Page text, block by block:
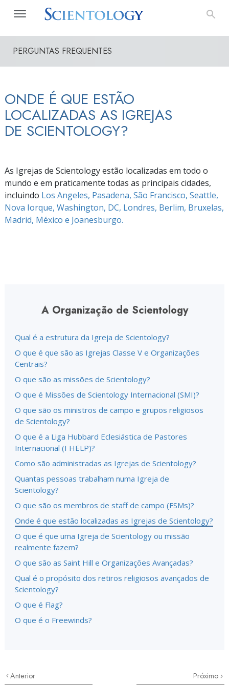
PERGUNTAS FREQUENTES
ONDE É QUE ESTÃO
LOCALIZADAS AS IGREJAS
DE SCIENTOLOGY?
As Igrejas de Scientology estão localizadas em todo o
mundo e em praticamente todas as principais cidades,
incluindo Los Angeles, Pasadena, São Francisco, Seattle,
Nova Iorque, Washington, DC, Londres, Berlim, Bruxelas,
Madrid, México e Joanesburgo.
A Organização de Scientology
Qual é a estrutura da Igreja de Scientology?
O que é que são as Igrejas Classe V e Organizações
Centrais?
O que são as missões de Scientology?
O que é Missões de Scientology Internacional (SMI)?
O que são os ministros de campo e grupos religiosos
de Scientology?
O que é a Liga Hubbard Eclesiástica de Pastores
Internacional (I HELP)?
Como são administradas as Igrejas de Scientology?
Quantas pessoas trabalham numa Igreja de
Scientology?
O que são os membros de staff de campo (FSMs)?
Onde é que estão localizadas as Igrejas de Scientology?
O que é que uma Igreja de Scientology ou missão
realmente fazem?
O que são as Saint Hill e Organizações Avançadas?
Qual é o propósito dos retiros religiosos avançados de
Scientology?
O que é Flag?
O que é o Freewinds?
Anterior Próximo